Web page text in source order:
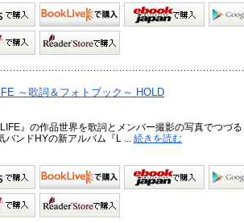
～歌詞＆フォトブック～ HOLD
』の作品世界を歌詞とメンバー撮影の写真でつづ
バンドHYの新アルバム『L ... 続きを読む